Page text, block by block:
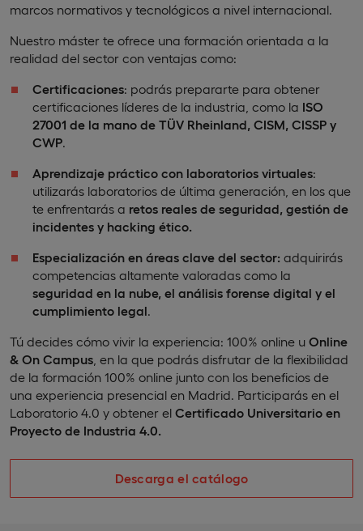
marcos normativos y tecnológicos a nivel internacional.
Nuestro máster te ofrece una formación orientada a la
realidad del sector con ventajas como:
Certificaciones: podrás prepararte para obtener
certificaciones líderes de la industria, como la ISO
27001 de la mano de TÜV Rheinland, CISM, CISSP y
CWP
Aprendizaje práctico con laboratorios virtuales:
utilizarás laboratorios de última generación, en los que
te enfrentarás a retos reales de seguridad, gestión de
incidentes y hacking ético.
Especialización en áreas clave del sector: adquirirás
competencias altamente valoradas como la
seguridad en la nube, el análisis forense digital y el
cumplimiento legal
Tú decides cómo vivir la experiencia: 100% online u Online
& On Campus , en la que podrás disfrutar de la flexibilidad
de la formación 100% online junto con los beneficios de
una experiencia presencial en Madrid. Participarás en el
Laboratorio 4.0 y obtener el Certificado Universitario en
Proyecto de Industria 4.0.
Descarga el catálogo